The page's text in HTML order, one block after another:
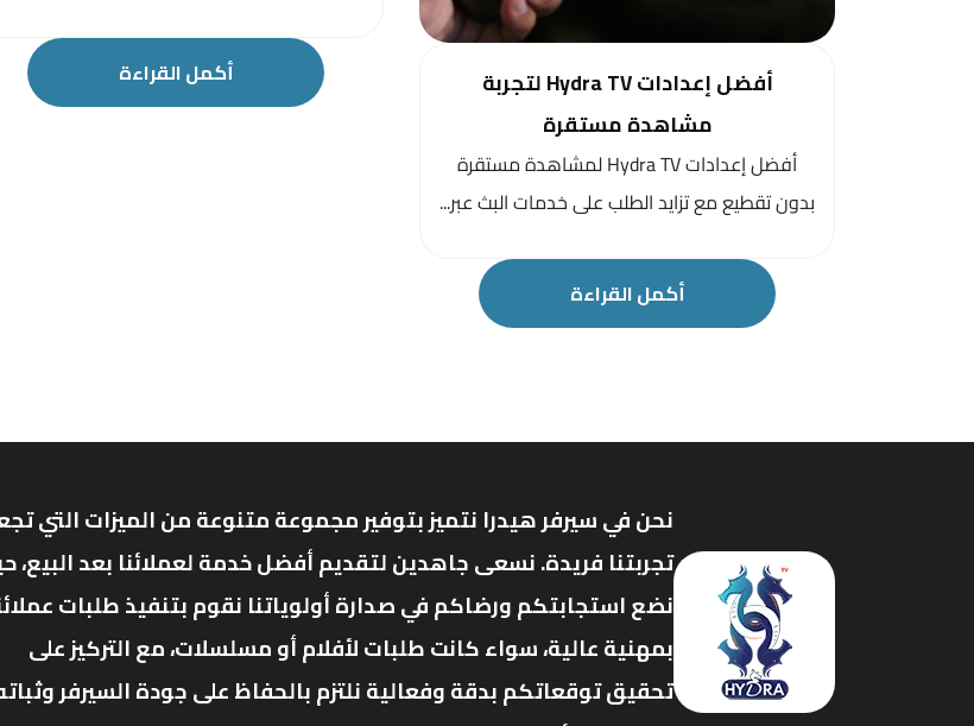
أفضل إعدادات Hydra TV لتجربة
مشاهدة مستقرة
أفضل إعدادات Hydra TV لمشاهدة مستقرة
بدون تقطيع مع تزايد الطلب على خدمات البث عبر...
أكمل القراءة
أكمل القراءة
نحن في سيرفر هيدرا نتميز بتوفير مجموعة متنوعة من الميزات التي
تجربتنا فريدة. نسعى جاهدين لتقديم أفضل خدمة لعملائنا بعد البيع،
نضع استجابتكم ورضاكم في صدارة أولوياتنا نقوم بتنفيذ طلبات
بمهنية عالية، سواء كانت طلبات لأفلام أو مسلسلات، مع التركيز على
تحقيق توقعاتكم بدقة وفعالية نلتزم بالحفاظ على جودة السيرفر